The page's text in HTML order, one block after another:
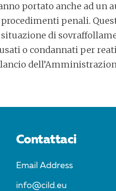
portato anche ad un
penali.
di
o condannati per
Contattaci
Email Address
info@cild.eu